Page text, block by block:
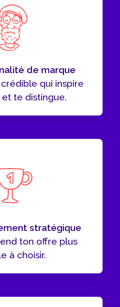
de marque
qui inspire
te distingue.
stratégique
ton offre plus
à choisir.